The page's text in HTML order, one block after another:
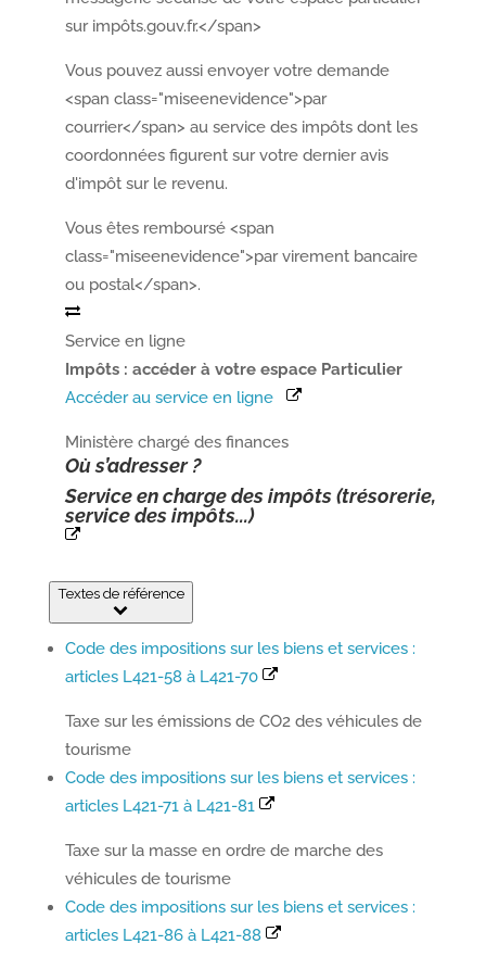
sur impôts.gouv.fr.</span>
Vous pouvez aussi envoyer votre demande
<span class="miseenevidence">par
courrier</span> au service des impôts dont les
coordonnées figurent sur votre dernier avis
d'impôt sur le revenu.
Vous êtes remboursé <span
class="miseenevidence">par virement bancaire
ou postal</span>.
Service en ligne
Impôts : accéder à votre espace Particulier
Accéder au service en ligne
Ministère chargé des finances
Où s’adresser ?
Service en charge des impôts (trésorerie,
service des impôts...)
Textes de référence
Code des impositions sur les biens et services :
articles L421-58 à L421-70
Taxe sur les émissions de CO2 des véhicules de
tourisme
Code des impositions sur les biens et services :
articles L421-71 à L421-81
Taxe sur la masse en ordre de marche des
véhicules de tourisme
Code des impositions sur les biens et services :
articles L421-86 à L421-88